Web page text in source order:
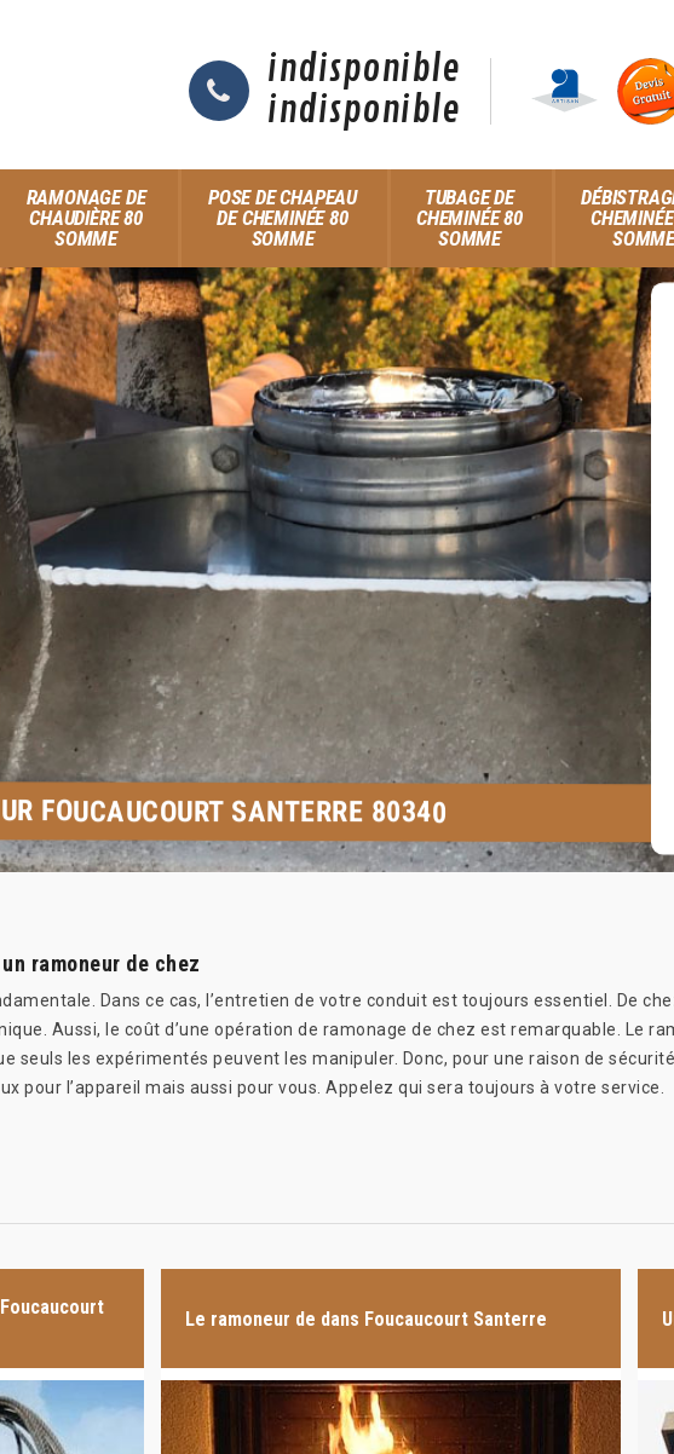
indisponible
indisponible
RAMONAGE DE
CHAUDIÈRE 80
SOMME
POSE DE CHAPEAU
DE CHEMINÉE 80
SOMME
TUBAGE DE
CHEMINÉE 80
SOMME
SOMME
FOUCAUCOURT SANTERRE 80340
ramoneur de chez
Dans ce cas, l’entretien de votre conduit est toujours essentiel. De
Aussi, le coût d’une opération de ramonage de chez est remarquable. Le
seuls les expérimentés peuvent les manipuler. Donc, pour une raison de
pour l’appareil mais aussi pour vous. Appelez qui sera toujours à votre service.
Le ramoneur de dans Foucaucourt Santerre